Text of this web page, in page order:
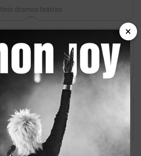
dramos teatras

Panevėžys
teatras MENAS
miuziklas „Vėjo nublokšti“
kultūros centras
×